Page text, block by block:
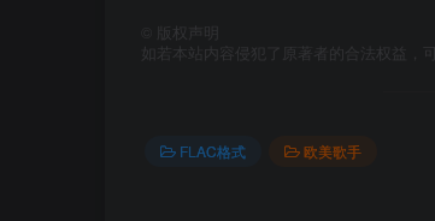
版权声明
如若本站内容侵犯了原著者的合法权益
FLAC格式 欧美歌手